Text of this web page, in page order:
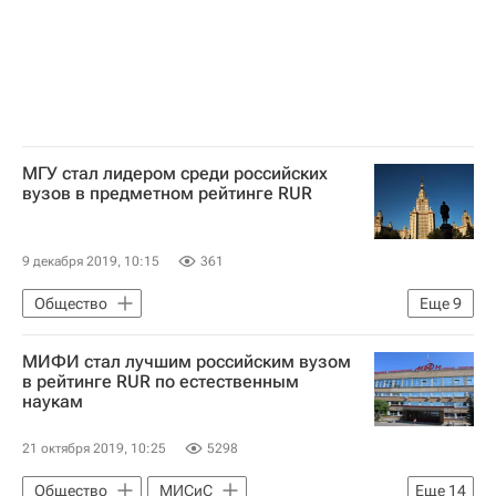
Цифры, которые говорят
МГУ стал лидером среди российских
вузов в предметном рейтинге RUR
9 декабря 2019, 10:15 361
Еще9
Общество
Томский государственный университет
Российский государственный гуманитарный университет
МГУ имени М. В. Ломоносова
СН_Образование
СПбГУ
МИФИ стал лучшим российским вузом
в рейтинге RUR по естественным
наукам
21 октября 2019, 10:25 5298
Еще 14
Общество
МИСиС